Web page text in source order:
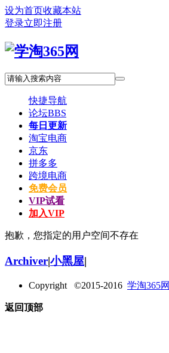
设为首页收藏本站
登录立即注册
快捷导航
论坛BBS
每日更新
淘宝电商
京东
拼多多
跨境电商
免费会员
VIP试看
加入VIP
抱歉，您指定的用户空间不存在
Archiver|小黑屋|
Copyright ©2015-2016 学淘365网
返回顶部